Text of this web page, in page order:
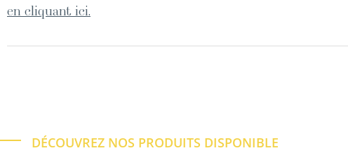
en cliquant ici.
DÉCOUVREZ NOS PRODUITS DISPONIBLE